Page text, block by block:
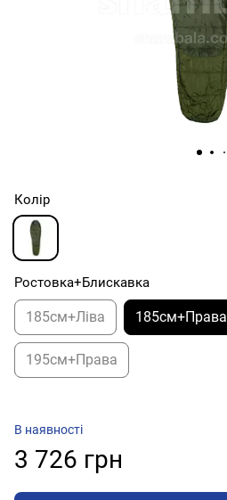
Колір
Ростовка+Блискавка
185см+Ліва 185см+Права
195см+Права
В наявності
3 726 грн